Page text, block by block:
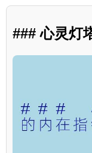
### 心灵灯